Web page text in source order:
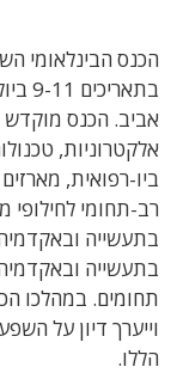
אביב. הכנס
ביו-רפואית,
רב-תחומי לחילופי
בתעשייה
בתעשייה
תחומים. במהלכו
וייערך דיון על
הללו.